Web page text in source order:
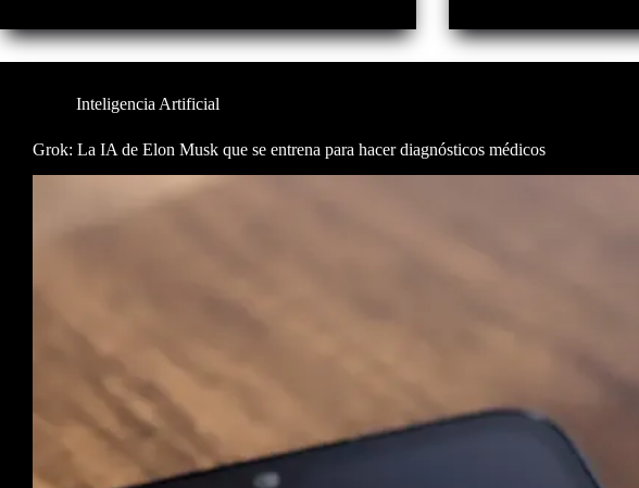
Inteligencia Artificial
Grok: La IA de Elon Musk que se entrena para hacer diagnósticos médicos